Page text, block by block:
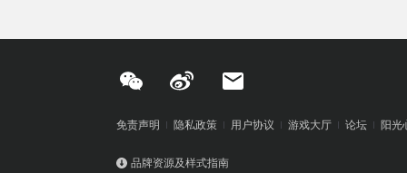
免责声明 隐私政策 用户协议 游戏大厅 论坛 阳光
品牌资源及样式指南